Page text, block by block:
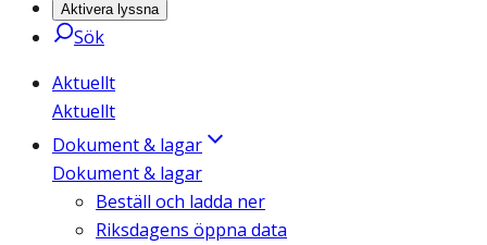
Aktivera lyssna
Sök
Aktuellt
Aktuellt
Dokument & lagar
Dokument & lagar
Beställ och ladda ner
Riksdagens öppna data